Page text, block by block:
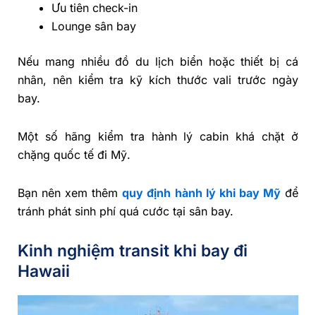
Ưu tiên check-in
Lounge sân bay
Nếu mang nhiều đồ du lịch biển hoặc thiết bị cá
nhân, nên kiểm tra kỹ kích thước vali trước ngày
bay.
Một số hãng kiểm tra hành lý cabin khá chặt ở
chặng quốc tế đi Mỹ.
Bạn nên xem thêmquy định hành lý khi bay Mỹđể
tránh phát sinh phí quá cước tại sân bay.
Kinh nghiệm transit khi bay đi
Hawaii